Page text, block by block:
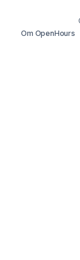
Om OpenHours